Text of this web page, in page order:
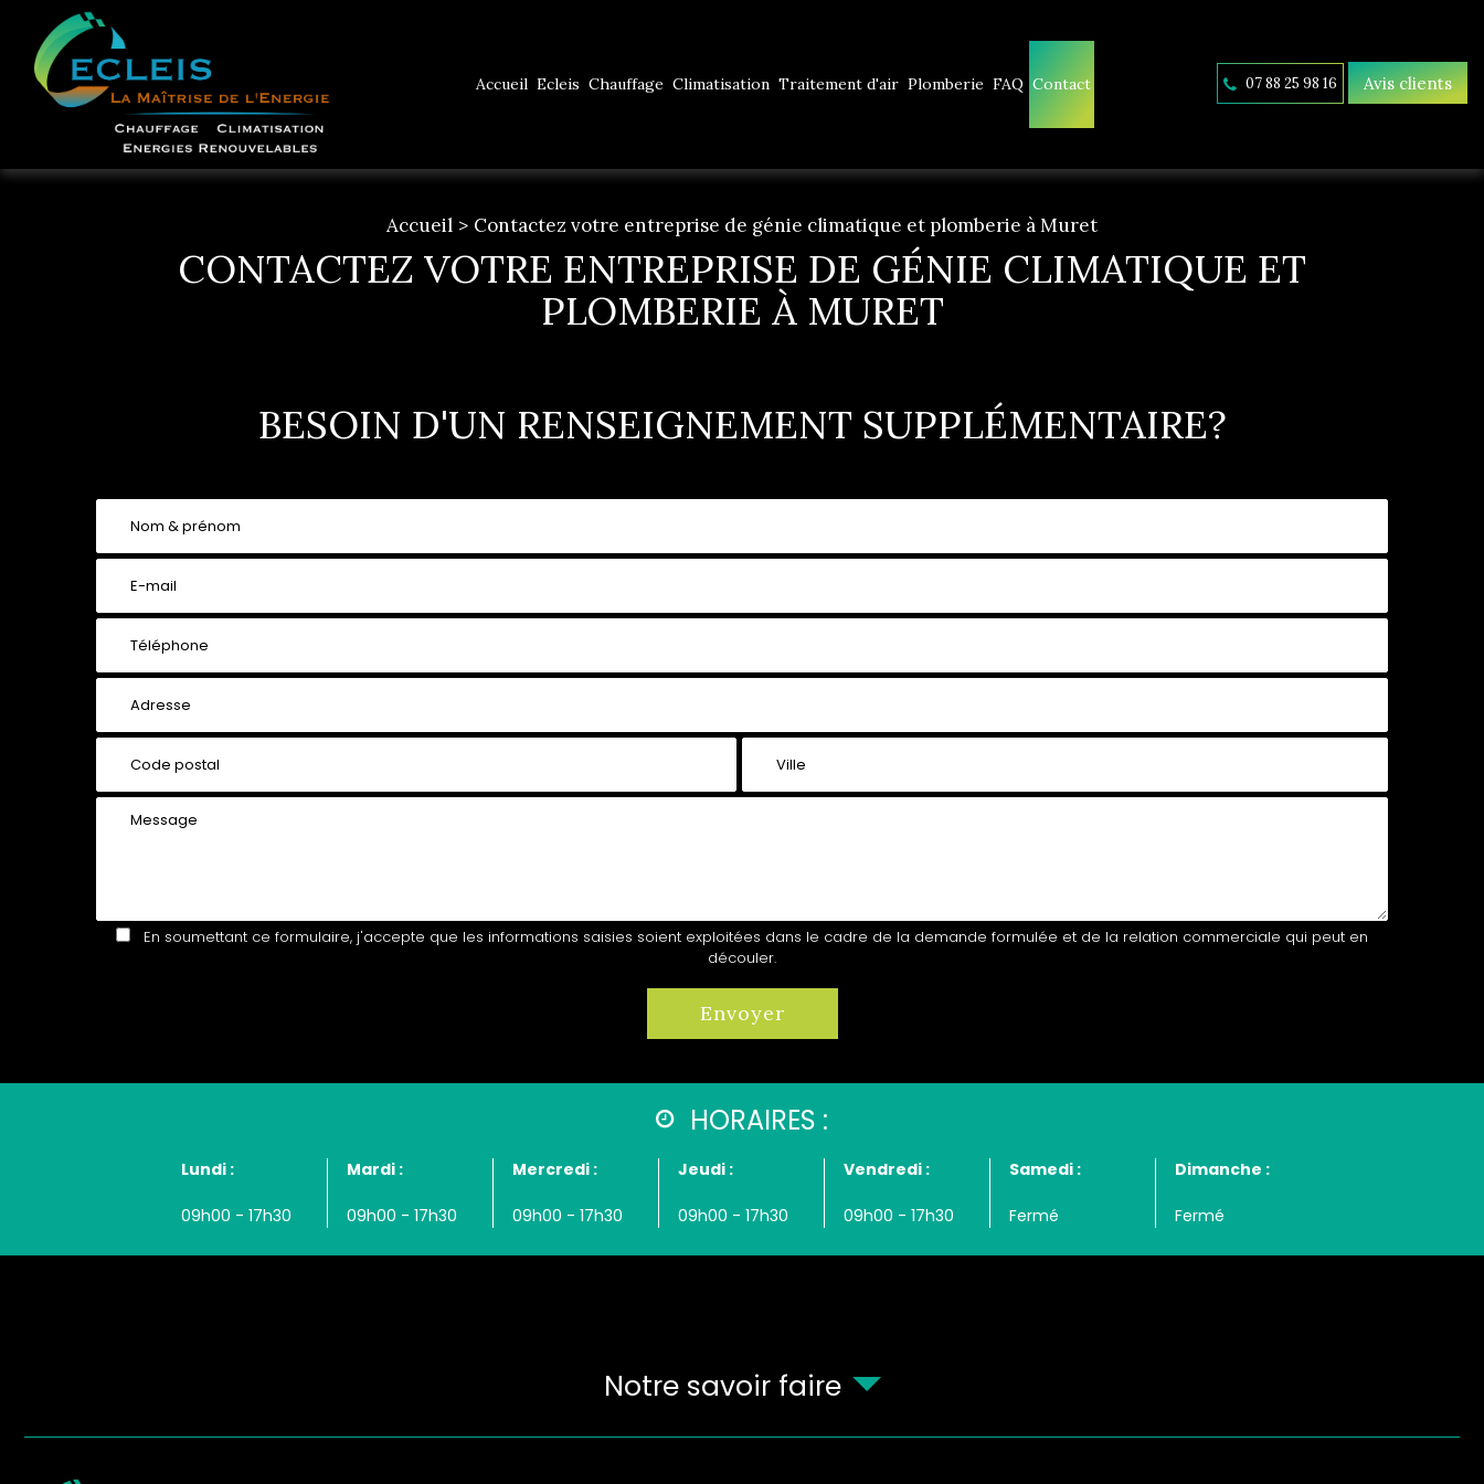
Accueil Ecleis Chauffage Climatisation Traitement d'air Plomberie FAQ Contact 07 88 25 98 16 Avis clients
Accueil Contactez votre entreprise de génie climatique et plomberie à Muret
CONTACTEZ VOTRE ENTREPRISE DE GÉNIE CLIMATIQUE ET
PLOMBERIE À MURET
BESOIN D'UN RENSEIGNEMENT SUPPLÉMENTAIRE?
En soumettant ce formulaire, j'accepte que les informations saisies soient exploitées dans le cadre de la demande formulée et de la relation commerciale qui peut en
découler.
HORAIRES :
Lundi :
09h00 - 17h30
Mardi :
09h00 - 17h30
Mercredi :
09h00 - 17h30
Jeudi :
09h00 - 17h30
Vendredi :
09h00 - 17h30
Samedi :
Fermé
Dimanche :
Fermé
Notre savoir faire